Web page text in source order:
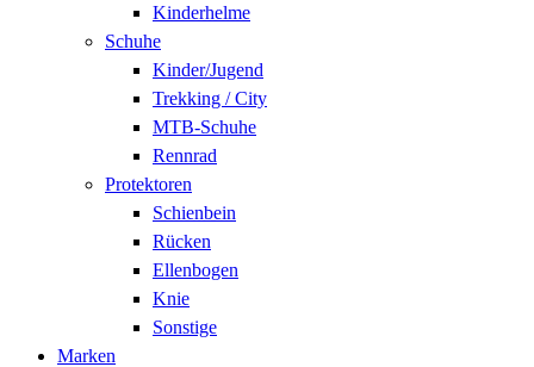
Kinderhelme
Schuhe
Kinder/Jugend
Trekking / City
MTB-Schuhe
Rennrad
Protektoren
Schienbein
Rücken
Ellenbogen
Knie
Sonstige
Marken